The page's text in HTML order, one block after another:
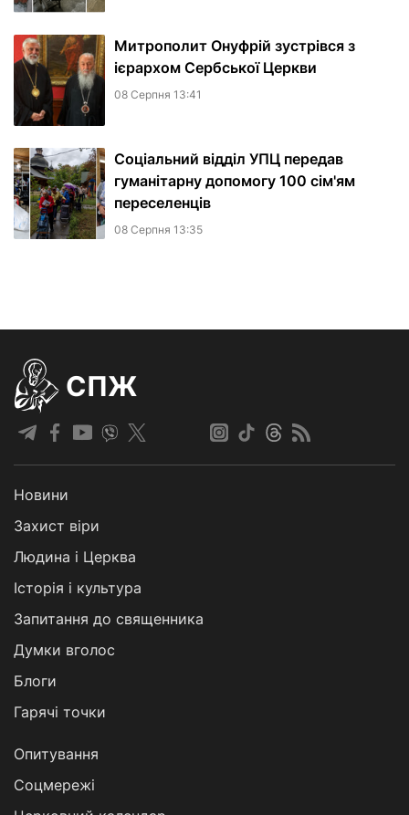
Митрополит Онуфрій зустрівся з
ієрархом Сербської Церкви
08 Серпня 13:41
Соціальний відділ УПЦ передав
гуманітарну допомогу 100 сім'ям
переселенців
08 Серпня 13:35
СПЖ
Новини
Захист віри
Людина і Церква
Історія і культура
Запитання до священника
Думки вголос
Блоги
Гарячі точки
Опитування
Соцмережі